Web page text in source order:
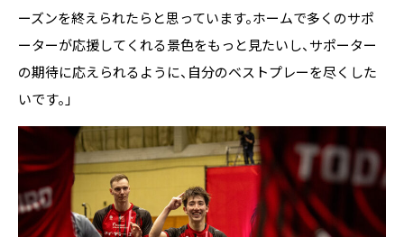
ーズンを終えられたらと思っています。ホームで多くのサポ
ーターが応援してくれる景色をもっと見たいし、サポーター
の期待に応えられるように、自分のベストプレーを尽くした
いです。」